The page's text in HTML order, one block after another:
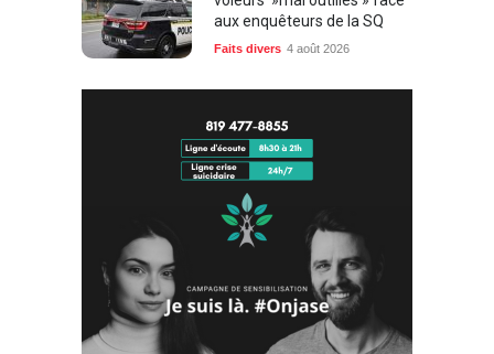
aux enquêteurs de la SQ
Faits divers 4 août 2026